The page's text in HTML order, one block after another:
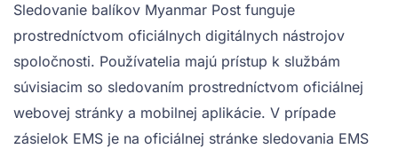
Sledovanie balíkov Myanmar Post funguje
prostredníctvom oficiálnych digitálnych nástrojov
spoločnosti. Používatelia majú prístup k službám
súvisiacim so sledovaním prostredníctvom oficiálnej
webovej stránky a mobilnej aplikácie. V prípade
zásielok EMS je na oficiálnej stránke sledovania EMS